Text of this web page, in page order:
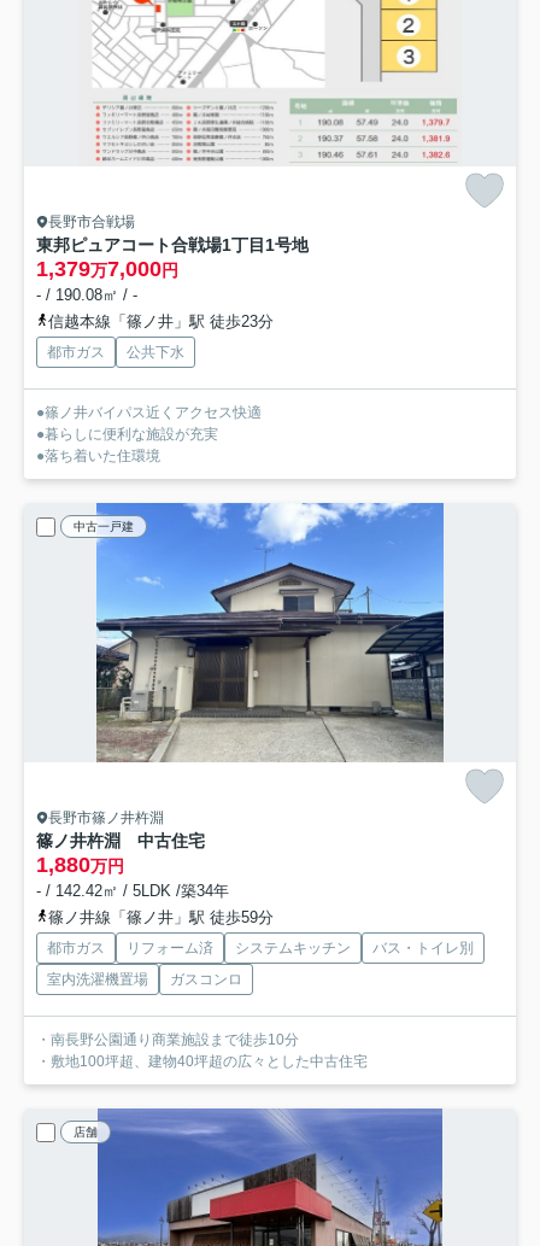
長野市合戦場
東邦ピュアコート合戦場1丁目 1号地
1,379万7,000円
- / 190.08㎡ / -
信越本線「篠ノ井」駅 徒歩23分
都市ガス 公共下水
●篠ノ井バイパス近くアクセス快適
●暮らしに便利な施設が充実
●落ち着いた住環境
中古一戸建
長野市篠ノ井杵淵
篠ノ井杵淵 中古住宅
1,880万円
- / 142.42㎡ / 5LDK /築34年
篠ノ井線「篠ノ井」駅 徒歩59分
都市ガス リフォーム済 システムキッチン
バス・トイレ別
室内洗濯機置場
ガスコンロ
・南長野公園通り商業施設まで徒歩10分
・敷地100坪超、建物40坪超の広々とした中古住宅
店舗